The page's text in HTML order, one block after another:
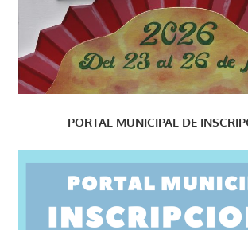
PORTAL MUNICIPAL DE